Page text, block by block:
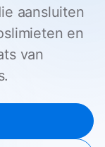
aansluiten
en
van